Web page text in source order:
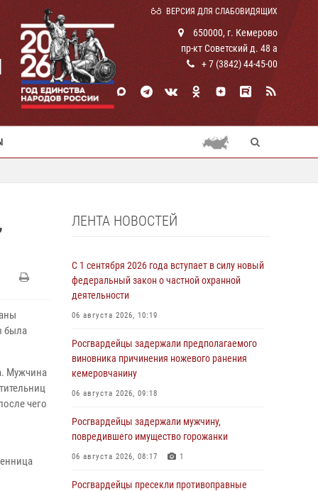
ВЕРСИЯ ДЛЯ СЛАБОВИДЯЩИХ
650000, г. Кемерово
пр-кт Советский д. 48 а
+ 7 (3842) 44-45-00
была
Мужчина
чего
ЛЕНТА НОВОСТЕЙ
С 1 сентября 2026 года вступает в силу новый
федеральный закон о частной охранной
деятельности
06 августа 2026, 10:19
Росгвардейцы задержали предполагаемого
виновника причинения ножевого ранения
кемеровчанину
06 августа 2026, 09:18
Росгвардейцы задержали мужчину,
повредившего имущество горожанки
06 августа 2026, 08:17 1
Росгвардейцы пресекли противоправные